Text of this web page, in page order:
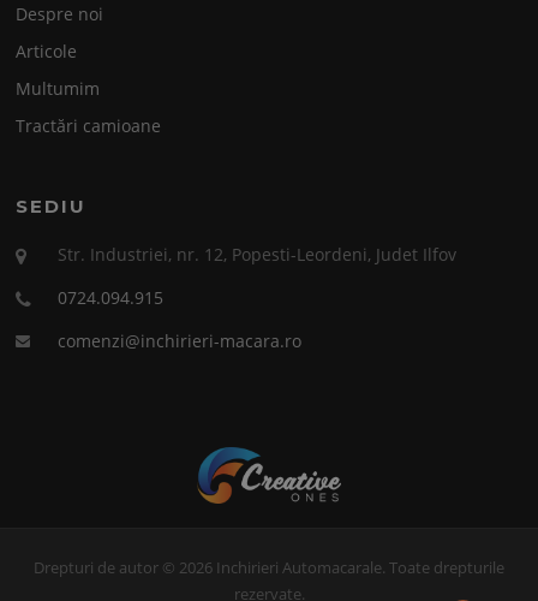
Despre noi
Articole
Multumim
Tractări camioane
SEDIU
Str. Industriei, nr. 12, Popesti-Leordeni, Judet Ilfov
0724.094.915
comenzi@inchirieri-macara.ro
Drepturi de autor © 2026 Inchirieri Automacarale. Toate drepturile
rezervate.